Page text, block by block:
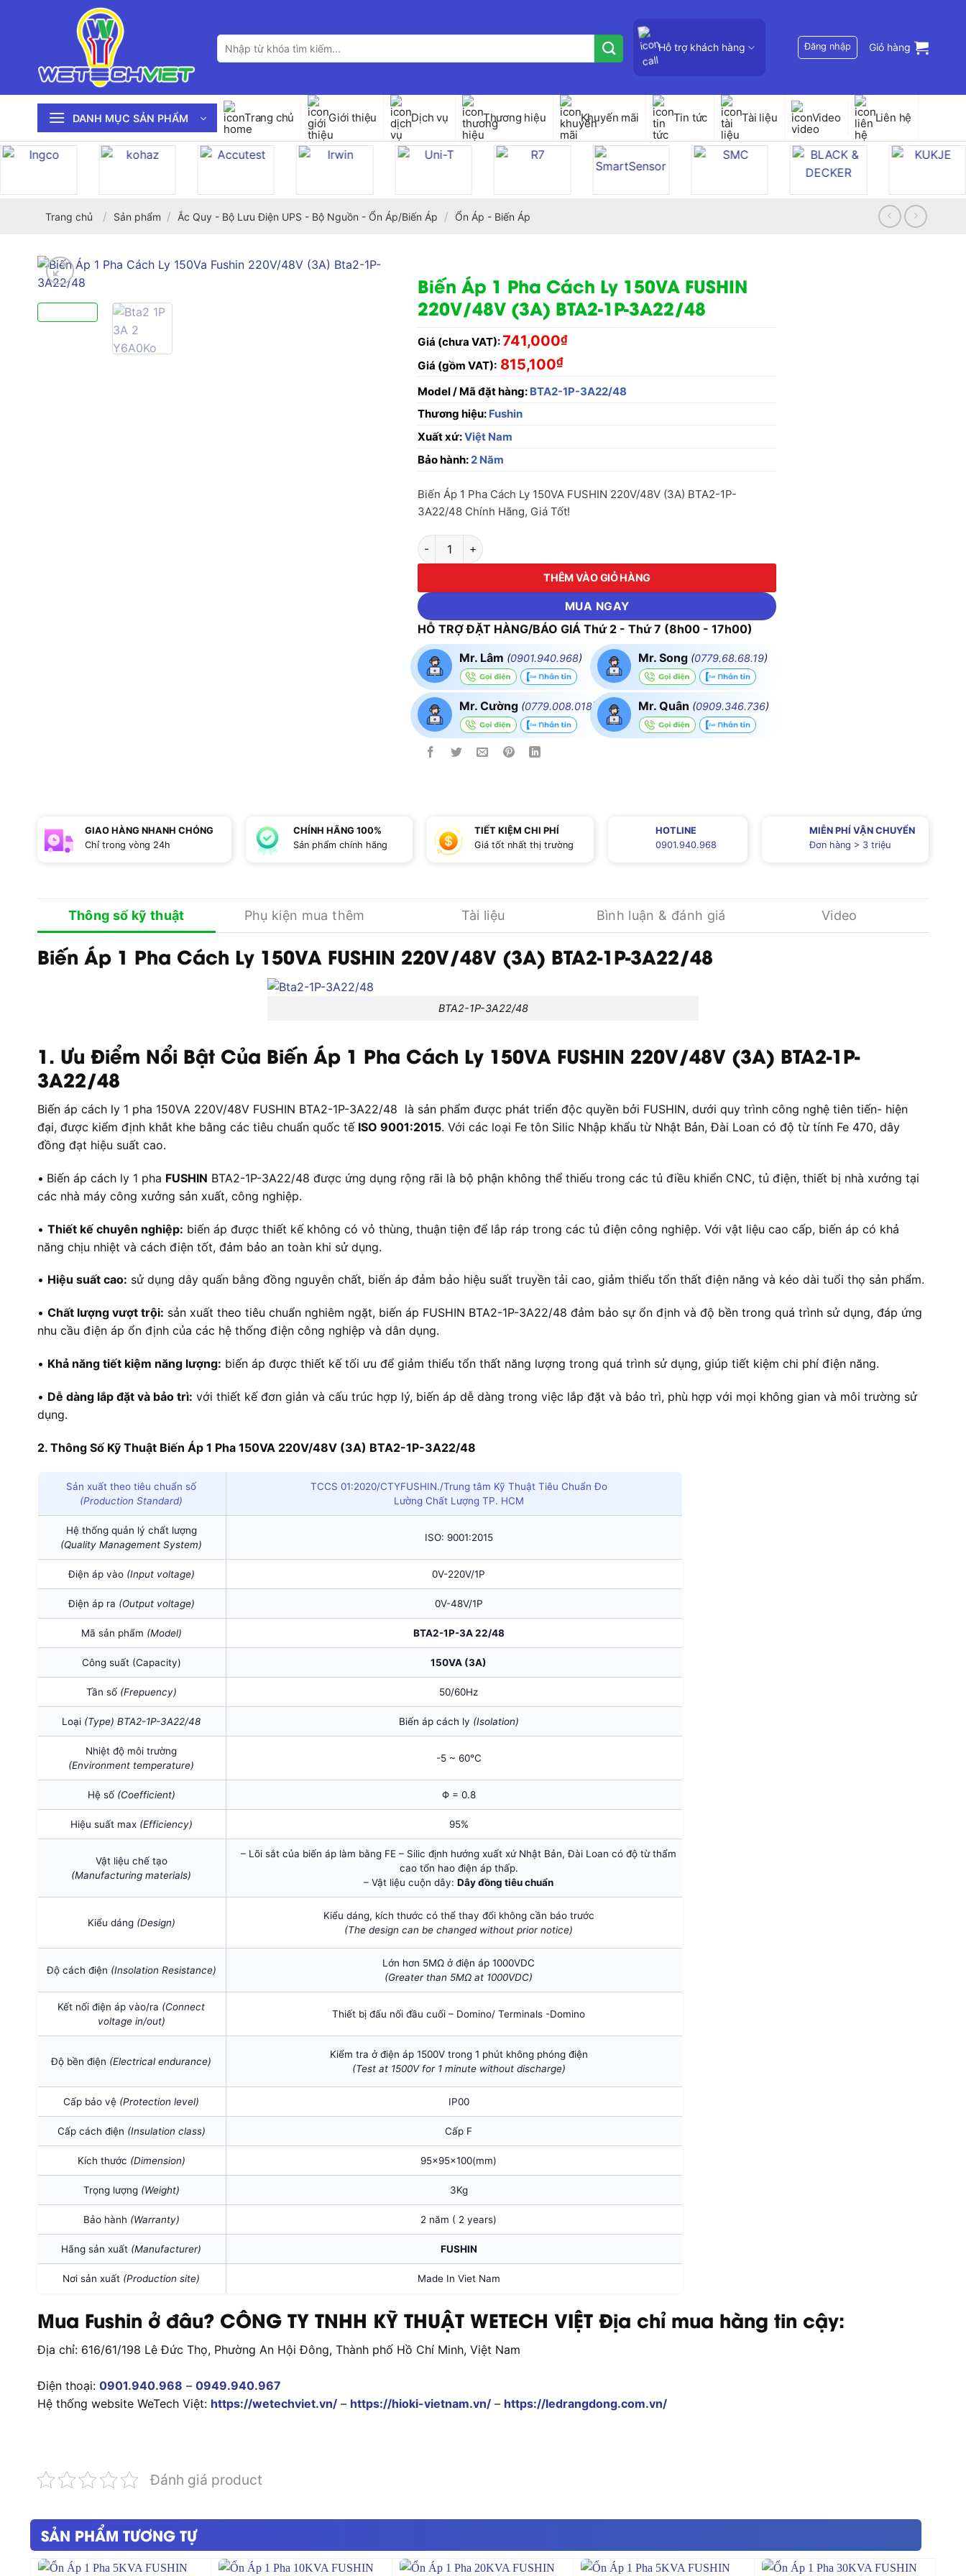
Tìm
kiếm:
Hỗ trợ khách hàng Đăng nhập Giỏ hàng
DANH MỤC SẢN PHẨM Trang chủ Giới thiệu Dịch vụ Thương hiệu Khuyến mãi Tin tức Tài liệu Video Liên hệ
Trang chủ / Sản phẩm / Ắc Quy - Bộ Lưu Điện UPS - Bộ Nguồn - Ổn Áp/Biến Áp / Ổn Áp - Biến Áp
Biến Áp 1 Pha Cách Ly 150VA FUSHIN
220V/48V (3A) BTA2-1P-3A22/48
Giá (chưa VAT):741,000₫
Giá (gồm VAT): 815,100₫
Model / Mã đặt hàng: BTA2-1P-3A22/48
Thương hiệu: Fushin
Xuất xứ:Việt Nam
Bảo hành:2 Năm
Biến Áp 1 Pha Cách Ly 150VA FUSHIN 220V/48V (3A) BTA2-1P-
3A22/48 Chính Hãng, Giá Tốt!
Biến Áp 1 Pha Cách Ly 150VA FUSHIN 220V/48V (3A) BTA2-1P-3A22/48 số lượng
THÊM VÀO GIỎ HÀNG
MUA NGAY
HỖ TRỢ ĐẶT HÀNG/BÁO GIÁ Thứ 2 - Thứ 7 (8h00 - 17h00)
Mr. Lâm (0901.940.968)
Mr. Cường (0779.008.018)
Mr. Song (0779.68.68.19)
Mr. Quân (0909.346.736)
GIAO HÀNG NHANH CHÓNG
Chỉ trong vòng 24h
CHÍNH HÃNG 100%
Sản phẩm chính hãng
TIẾT KIỆM CHI PHÍ
Giá tốt nhất thị trường
HOTLINE
0901.940.968
MIỄN PHÍ VẬN CHUYỂN
Đơn hàng > 3 triệu
Thông số kỹ thuật Phụ kiện mua thêm Tài liệu Bình luận & đánh giá Video
Biến Áp 1 Pha Cách Ly 150VA FUSHIN 220V/48V (3A) BTA2-1P-3A22/48
BTA2-1P-3A22/48
1. Ưu Điểm Nổi Bật Của Biến Áp 1 Pha Cách Ly 150VA FUSHIN 220V/48V (3A) BTA2-1P-
3A22/48
Biến áp cách ly 1 pha 150VA 220V/48V FUSHIN BTA2-1P-3A22/48 là sản phẩm được phát triển độc quyền bởi FUSHIN, dưới quy trình công nghệ tiên tiến- hiện
đại, được kiểm định khắt khe bằng các tiêu chuẩn quốc tế ISO 9001:2015. Với các loại Fe tôn Silic Nhập khẩu từ Nhật Bản, Đài Loan có độ từ tính Fe 470, dây
đồng đạt hiệu suất cao.
• Biến áp cách ly 1 pha FUSHIN BTA2-1P-3A22/48 được ứng dụng rộng rãi là bộ phận không thể thiếu trong các tủ điều khiển CNC, tủ điện, thiết bị nhà xưởng tại
các nhà máy công xưởng sản xuất, công nghiệp.
• Thiết kế chuyên nghiệp: biến áp được thiết kế không có vỏ thùng, thuận tiện để lắp ráp trong các tủ điện công nghiệp. Với vật liệu cao cấp, biến áp có khả
năng chịu nhiệt và cách điện tốt, đảm bảo an toàn khi sử dụng.
• Hiệu suất cao: sử dụng dây quấn bằng đồng nguyên chất, biến áp đảm bảo hiệu suất truyền tải cao, giảm thiểu tổn thất điện năng và kéo dài tuổi thọ sản phẩm.
• Chất lượng vượt trội: sản xuất theo tiêu chuẩn nghiêm ngặt, biến áp FUSHIN BTA2-1P-3A22/48 đảm bảo sự ổn định và độ bền trong quá trình sử dụng, đáp ứng
nhu cầu điện áp ổn định của các hệ thống điện công nghiệp và dân dụng.
• Khả năng tiết kiệm năng lượng: biến áp được thiết kế tối ưu để giảm thiểu tổn thất năng lượng trong quá trình sử dụng, giúp tiết kiệm chi phí điện năng.
• Dễ dàng lắp đặt và bảo trì: với thiết kế đơn giản và cấu trúc hợp lý, biến áp dễ dàng trong việc lắp đặt và bảo trì, phù hợp với mọi không gian và môi trường sử
dụng.
2. Thông Số Kỹ Thuật Biến Áp 1 Pha 150VA 220V/48V (3A) BTA2-1P-3A22/48
Sản xuất theo tiêu chuẩn số
(Production Standard)
TCCS 01:2020/CTYFUSHIN./Trung tâm Kỹ Thuật Tiêu Chuẩn Đo
Lường Chất Lượng TP. HCM
Hệ thống quản lý chất lượng
(Quality Management System)
ISO: 9001:2015
Điện áp vào (Input voltage) 0V-220V/1P
Điện áp ra (Output voltage) 0V-48V/1P
Mã sản phẩm (Model) BTA2-1P-3A 22/48
Công suất (Capacity) 150VA (3A)
Tần số (Frepuency) 50/60Hz
Loại (Type) BTA2-1P-3A22/48 Biến áp cách ly (Isolation)
Nhiệt độ môi trường
(Environment temperature)
-5 ~ 60℃
Hệ số (Coefficient) Φ = 0.8
Hiệu suất max (Efficiency) 95%
Vật liệu chế tạo
(Manufacturing materials)
– Lõi sắt của biến áp làm bằng FE – Silic định hướng xuất xứ Nhật Bản, Đài Loan có độ từ thẩm
cao tổn hao điện áp thấp.
– Vật liệu cuộn dây: Dây đồng tiêu chuẩn
Kiểu dáng (Design)
Kiểu dáng, kích thước có thể thay đổi không cần báo trước
(The design can be changed without prior notice)
Độ cách điện (Insolation Resistance)
Lớn hơn 5MΩ ở điện áp 1000VDC
(Greater than 5MΩ at 1000VDC)
Kết nối điện áp vào/ra (Connect
voltage in/out)
Thiết bị đấu nối đầu cuối – Domino/ Terminals -Domino
Độ bền điện (Electrical endurance)
Kiểm tra ở điện áp 1500V trong 1 phút không phóng điện
(Test at 1500V for 1 minute without discharge)
Cấp bảo vệ (Protection level) IP00
Cấp cách điện (Insulation class) Cấp F
Kích thước (Dimension) 95x95x100(mm)
Trọng lượng (Weight) 3Kg
Bảo hành (Warranty) 2 năm ( 2 years)
Hãng sản xuất (Manufacturer) FUSHIN
Nơi sản xuất (Production site) Made In Viet Nam
Mua Fushin ở đâu? CÔNG TY TNHH KỸ THUẬT WETECH VIỆT Địa chỉ mua hàng tin cậy:
Địa chỉ: 616/61/198 Lê Đức Thọ, Phường An Hội Đông, Thành phố Hồ Chí Minh, Việt Nam
Điện thoại: 0901.940.968 – 0949.940.967
Hệ thống website WeTech Việt: https://wetechviet.vn/ – https://hioki-vietnam.vn/ – https://ledrangdong.com.vn/
Đánh giá product
SẢN PHẨM TƯƠNG TỰ